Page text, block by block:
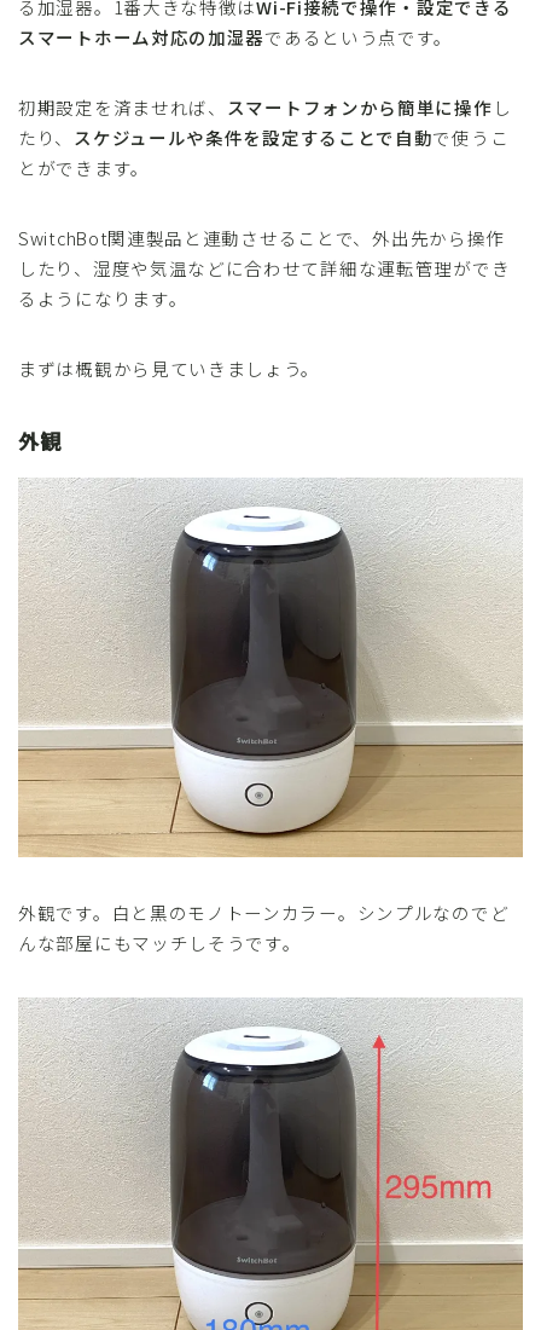
る加湿器。1番大きな特徴はWi-Fi接続で操作・設定できる
スマートホーム対応の加湿器であるという点です。
初期設定を済ませれば、 スマートフォンから簡単に操作 し
たり、 スケジュールや条件を設定することで自動で使うこ
とができます。
SwitchBot関連製品と連動させることで、外出先から操作
したり、湿度や気温などに合わせて詳細な運転管理ができ
るようになります。
まずは概観から見ていきましょう。
外観
外観です。白と黒のモノトーンカラー。シンプルなのでど
んな部屋にもマッチしそうです。